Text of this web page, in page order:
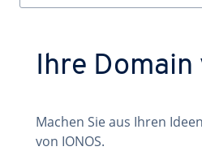
Ihre
Machen Sie aus Ihren
von IONOS.